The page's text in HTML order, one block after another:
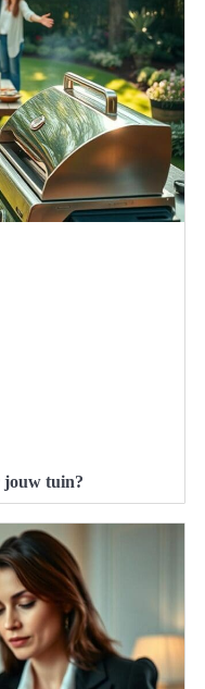
jouw tuin?